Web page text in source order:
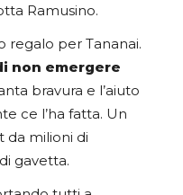
Ramusino.
regalo per Tananai.
non emergere
bravura e l’aiuto
ce l’ha fatta. Un
da milioni di
gavetta.